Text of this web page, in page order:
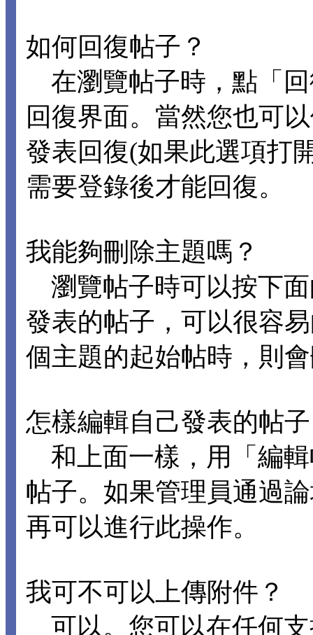
如何回復帖子？
在瀏覽帖子時，點「
回復界面。當然您也可
發表回復(如果此選項打
需要登錄後才能回復。
我能夠刪除主題嗎？
瀏覽帖子時可以按下
發表的帖子，可以很容
個主題的起始帖時，則
怎樣編輯自己發表的帖
和上面一樣，用「編
帖子。如果管理員通過
再可以進行此操作。
我可不可以上傳附件？
可以。您可以在任何